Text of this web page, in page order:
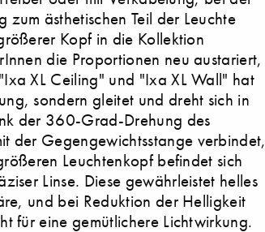
ästhetischen Teil der Leuchte
Kopf in die Kollektion
die Proportionen neu austariert,
XL Ceiling" und "Ixa XL Wall" hat
sondern gleitet und dreht sich in
der 360-Grad-Drehung des
der Gegengewichtsstange verbindet,
Leuchtenkopf befindet sich
Linse. Diese gewährleistet helles
und bei Reduktion der Helligkeit
für eine gemütlichere Lichtwirkung.